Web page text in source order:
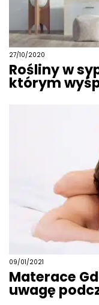
27/10/2020
Rośliny w
którym
09/01/2021
Materace
uwagę